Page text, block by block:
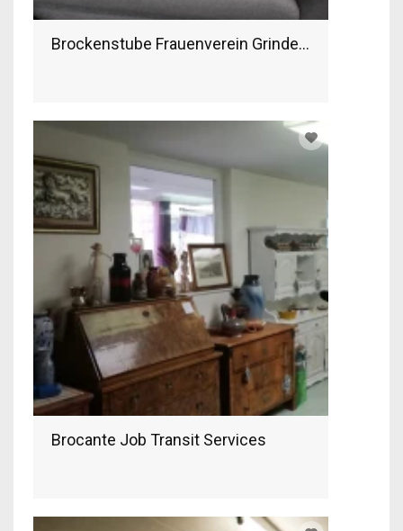
Brockenstube Frauenverein Grindelwald
Brocante Job Transit Services